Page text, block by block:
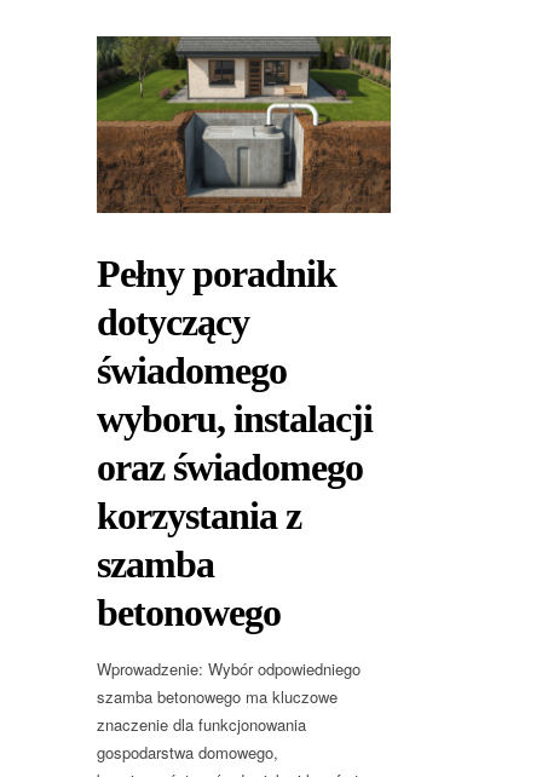
Pełny poradnik
dotyczący
świadomego
wyboru, instalacji
oraz świadomego
korzystania z
szamba
betonowego
Wprowadzenie: Wybór odpowiedniego
szamba betonowego ma kluczowe
znaczenie dla funkcjonowania
gospodarstwa domowego,